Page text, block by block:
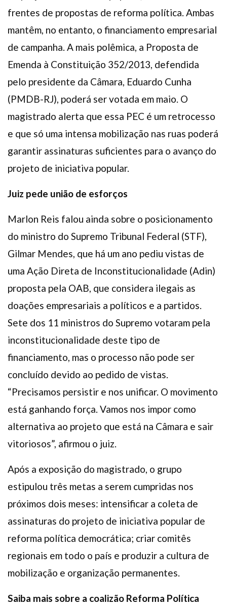
frentes de propostas de reforma política. Ambas
mantêm, no entanto, o financiamento empresarial
de campanha. A mais polêmica, a Proposta de
Emenda à Constituição 352/2013, defendida
pelo presidente da Câmara, Eduardo Cunha
(PMDB-RJ), poderá ser votada em maio. O
magistrado alerta que essa PEC é um retrocesso
e que só uma intensa mobilização nas ruas poderá
garantir assinaturas suficientes para o avanço do
projeto de iniciativa popular.
Juiz pede união de esforços
Marlon Reis falou ainda sobre o posicionamento
do ministro do Supremo Tribunal Federal (STF),
Gilmar Mendes, que há um ano pediu vistas de
uma Ação Direta de Inconstitucionalidade (Adin)
proposta pela OAB, que considera ilegais as
doações empresariais a políticos e a partidos.
Sete dos 11 ministros do Supremo votaram pela
inconstitucionalidade deste tipo de
financiamento, mas o processo não pode ser
concluído devido ao pedido de vistas.
“Precisamos persistir e nos unificar. O movimento
está ganhando força. Vamos nos impor como
alternativa ao projeto que está na Câmara e sair
vitoriosos”, afirmou o juiz.
Após a exposição do magistrado, o grupo
estipulou três metas a serem cumpridas nos
próximos dois meses: intensificar a coleta de
assinaturas do projeto de iniciativa popular de
reforma política democrática; criar comitês
regionais em todo o país e produzir a cultura de
mobilização e organização permanentes.
Saiba mais sobre a coalizão Reforma Política